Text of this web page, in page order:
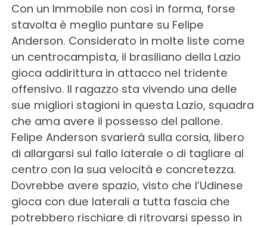
Con un Immobile non così in forma, forse
stavolta è meglio puntare su Felipe
Anderson. Considerato in molte liste come
un centrocampista, il brasiliano della Lazio
gioca addirittura in attacco nel tridente
offensivo. Il ragazzo sta vivendo una delle
sue migliori stagioni in questa Lazio, squadra
che ama avere il possesso del pallone.
Felipe Anderson svarierà sulla corsia, libero
di allargarsi sul fallo laterale o di tagliare al
centro con la sua velocità e concretezza.
Dovrebbe avere spazio, visto che l’Udinese
gioca con due laterali a tutta fascia che
potrebbero rischiare di ritrovarsi spesso in